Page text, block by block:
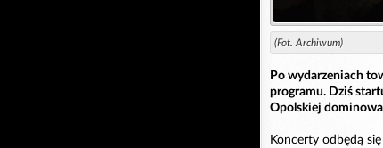
(Fot. Archiwum)
Po wydarzeniach
programu. Dziś
Opolskiej
Koncerty odbędą